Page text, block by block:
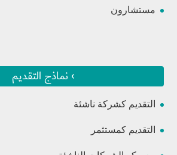
مستشارون
› نماذج التقديم
التقديم كشركة ناشئة
التقديم كمستثمر